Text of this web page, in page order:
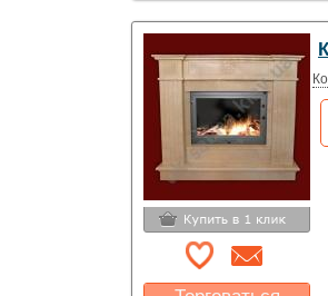
Материал: полированные
Beige, Tea Rose или
Исполнение: Прямой,